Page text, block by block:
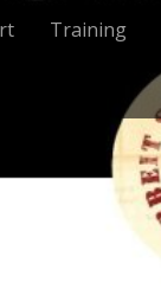
Training